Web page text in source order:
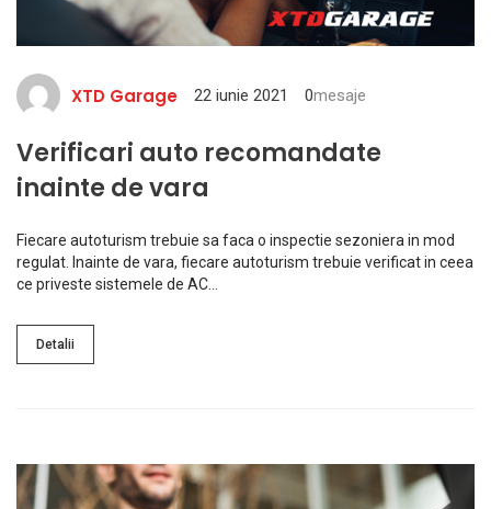
XTD Garage 22 iunie 2021 0mesaje
Verificari auto recomandate
inainte de vara
Fiecare autoturism trebuie sa faca o inspectie sezoniera in mod
regulat. Inainte de vara, fiecare autoturism trebuie verificat in ceea
ce priveste sistemele de AC…
Detalii